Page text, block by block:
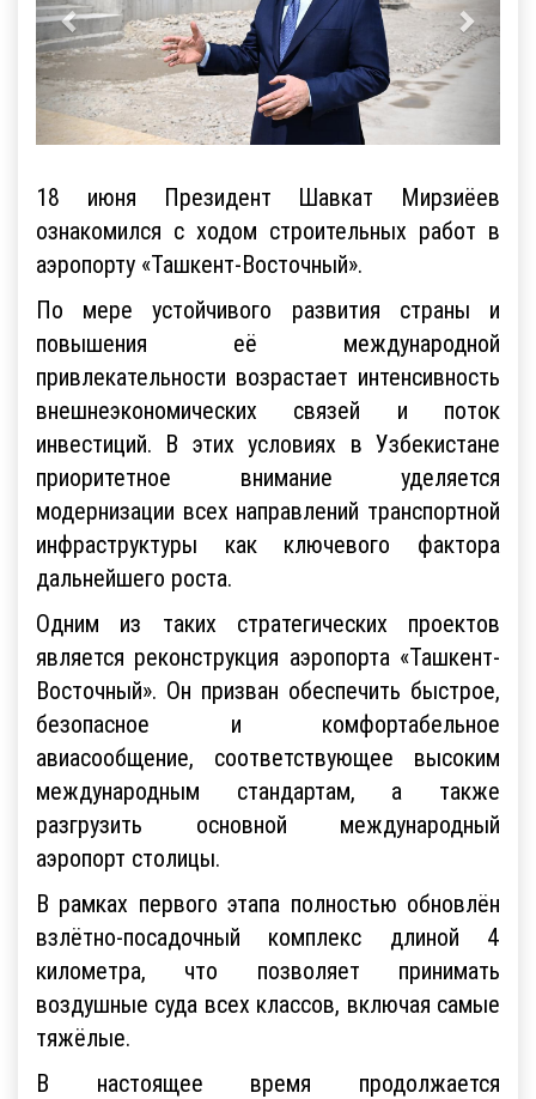
18 июня Президент Шавкат Мирзиёев
ознакомился с ходом строительных работ в
аэропорту «Ташкент-Восточный».
По мере устойчивого развития страны и
повышения её международной
привлекательности возрастает интенсивность
внешнеэкономических связей и поток
инвестиций. В этих условиях в Узбекистане
приоритетное внимание уделяется
модернизации всех направлений транспортной
инфраструктуры как ключевого фактора
дальнейшего роста.
Одним из таких стратегических проектов
является реконструкция аэропорта «Ташкент-
Восточный». Он призван обеспечить быстрое,
безопасное и комфортабельное
авиасообщение, соответствующее высоким
международным стандартам, а также
разгрузить основной международный
аэропорт столицы.
В рамках первого этапа полностью обновлён
взлётно-посадочный комплекс длиной 4
километра, что позволяет принимать
воздушные суда всех классов, включая самые
тяжёлые.
В настоящее время продолжается